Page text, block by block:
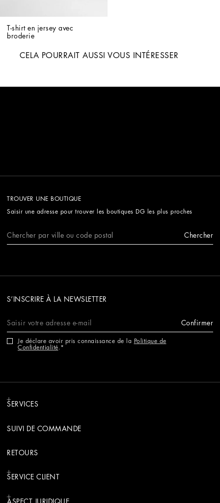
T-shirt en jersey avec
broderie
CELA POURRAIT AUSSI VOUS INTÉRESSER
TROUVER UNE BOUTIQUE
Saisir une adresse pour trouver les boutiques DG les plus proches
Chercher
S’INSCRIRE À LA NEWSLETTER
Confirmer
Je déclare avoir pris connaissance de la
Politique de
Confidentialité.
SERVICES
SUIVI DE COMMANDE
RETOURS
SERVICE CLIENT
ASPECT JURIDIQUE